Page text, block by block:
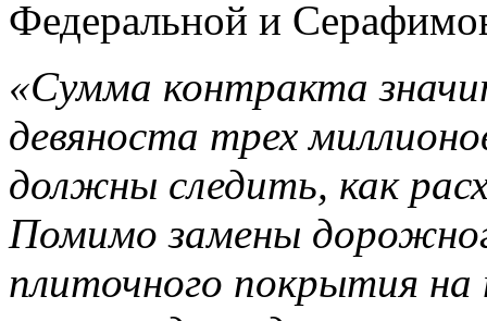
Федеральной и
«Сумма контракта
девяноста трех
должны следить, как
Помимо замены
плиточного покрытия